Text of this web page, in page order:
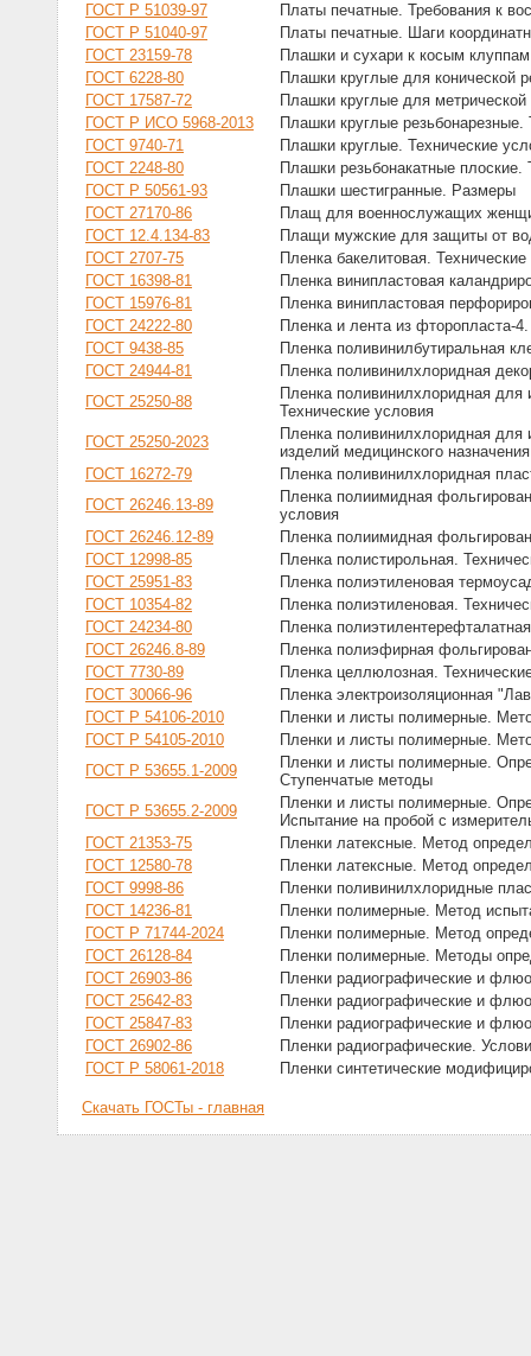
ГОСТ Р 51039-97
Платы печатные. Требования к
ГОСТ Р 51040-97
Платы печатные. Шаги
ГОСТ 23159-78
Плашки и сухари к косым
ГОСТ 6228-80
Плашки круглые для конической
ГОСТ 17587-72
Плашки круглые для
ГОСТ Р ИСО 5968-2013
Плашки круглые
ГОСТ 9740-71
Плашки круглые. Технические
ГОСТ 2248-80
Плашки резьбонакатные плоские.
ГОСТ Р 50561-93
Плашки шестигранные. Размеры
ГОСТ 27170-86
Плащ для военнослужащих
ГОСТ 12.4.134-83
Плащи мужские для защиты от
ГОСТ 2707-75
Пленка бакелитовая.
ГОСТ 16398-81
Пленка винипластовая
ГОСТ 15976-81
Пленка винипластовая
ГОСТ 24222-80
Пленка и лента из фторопласта-
ГОСТ 9438-85
Пленка поливинилбутиральная
ГОСТ 24944-81
Пленка поливинилхлоридная
ГОСТ 25250-88
Пленка поливинилхлоридная для
Технические условия
ГОСТ 25250-2023
Пленка поливинилхлоридная для
изделий медицинского
ГОСТ 16272-79
Пленка поливинилхлоридная
ГОСТ 26246.13-89
Пленка полиимидная
условия
ГОСТ 26246.12-89
Пленка полиимидная
ГОСТ 12998-85
Пленка полистирольная.
ГОСТ 25951-83
Пленка полиэтиленовая
ГОСТ 10354-82
Пленка полиэтиленовая.
ГОСТ 24234-80
Пленка
ГОСТ 26246.8-89
Пленка полиэфирная
ГОСТ 7730-89
Пленка целлюлозная.
ГОСТ 30066-96
Пленка электроизоляционная
ГОСТ Р 54106-2010
Пленки и листы полимерные.
ГОСТ Р 54105-2010
Пленки и листы полимерные.
ГОСТ Р 53655.1-2009
Пленки и листы полимерные.
Ступенчатые методы
ГОСТ Р 53655.2-2009
Пленки и листы полимерные.
Испытание на пробой с
ГОСТ 21353-75
Пленки латексные. Метод
ГОСТ 12580-78
Пленки латексные. Метод
ГОСТ 9998-86
Пленки поливинилхлоридные
ГОСТ 14236-81
Пленки полимерные. Метод
ГОСТ Р 71744-2024
Пленки полимерные. Метод
ГОСТ 26128-84
Пленки полимерные. Методы
ГОСТ 26903-86
Пленки радиографические и
ГОСТ 25642-83
Пленки радиографические и
ГОСТ 25847-83
Пленки радиографические и
ГОСТ 26902-86
Пленки радиографические.
ГОСТ Р 58061-2018
Пленки синтетические
Скачать ГОСТы - главная